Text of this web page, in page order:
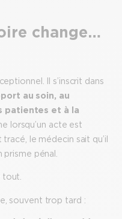
change…
Il s’inscrit dans
au soin, au
patientes et à la
lorsqu’un acte est
le médecin sait qu’il
pénal.
tout.
souvent trop tard :